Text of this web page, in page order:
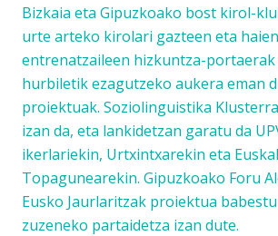
Bizkaia eta Gipuzkoako bost kirol-
urte arteko kirolari gazteen eta haien
entrenatzaileen hizkuntza-
hurbiletik ezagutzeko aukera eman
proiektuak. Soziolinguistika
izan da, eta lankidetzan garatu da
ikerlariekin, Urtxintxarekin eta
Topagunearekin. Gipuzkoako Foru
Eusko Jaurlaritzak proiektua
zuzeneko partaidetza izan dute.